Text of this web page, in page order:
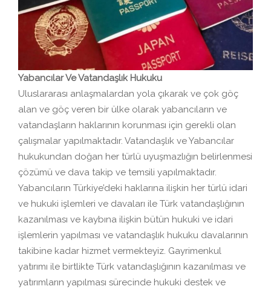
Yabancılar Ve Vatandaşlık Hukuku
Uluslararası anlaşmalardan yola çıkarak ve çok göç
alan ve göç veren bir ülke olarak yabancıların ve
vatandaşların haklarının korunması için gerekli olan
çalışmalar yapılmaktadır. Vatandaşlık ve Yabancılar
hukukundan doğan her türlü uyuşmazlığın belirlenmesi
çözümü ve dava takip ve temsili yapılmaktadır.
Yabancıların Türkiye’deki haklarına ilişkin her türlü idari
ve hukuki işlemleri ve davaları ile Türk vatandaşlığının
kazanılması ve kaybına ilişkin bütün hukuki ve idari
işlemlerin yapılması ve vatandaşlık hukuku davalarının
takibine kadar hizmet vermekteyiz. Gayrimenkul
yatırımı ile birtlikte Türk vatandaşlığının kazanılması ve
yatırımların yapılması sürecinde hukuki destek ve